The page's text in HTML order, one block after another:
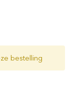
bestelling